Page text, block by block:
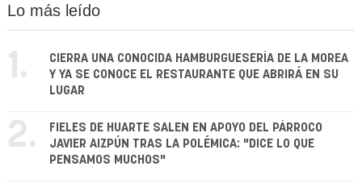
Lo más leído
1.
CIERRA UNA CONOCIDA HAMBURGUESERÍA DE LA MOREA
Y YA SE CONOCE EL RESTAURANTE QUE ABRIRÁ EN SU
LUGAR
2.
FIELES DE HUARTE SALEN EN APOYO DEL PÁRROCO
JAVIER AIZPÚN TRAS LA POLÉMICA: "DICE LO QUE
PENSAMOS MUCHOS"